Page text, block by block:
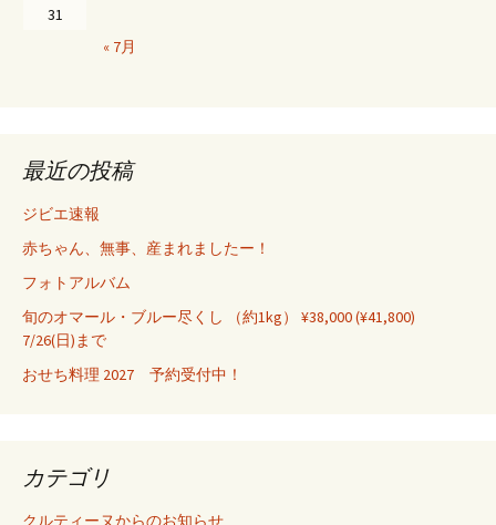
« 7月
31
最近の投稿
ジビエ速報
赤ちゃん、無事、産まれましたー！
フォトアルバム
旬のオマール・ブルー尽くし （約1kg） ¥38,000 (¥41,800)
7/26(日)まで
おせち料理 2027 予約受付中！
カテゴリ
クルティーヌからのお知らせ